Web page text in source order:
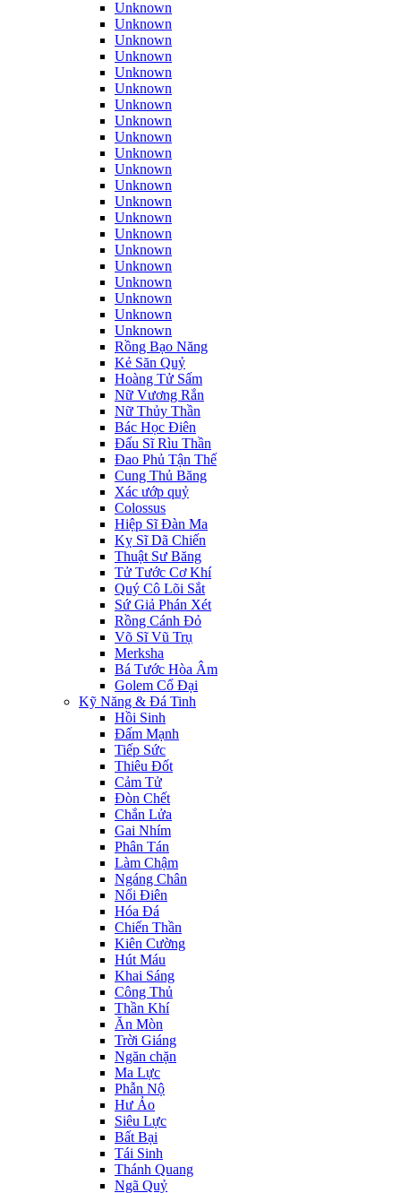
Unknown
Unknown
Unknown
Unknown
Unknown
Unknown
Unknown
Unknown
Unknown
Unknown
Unknown
Unknown
Unknown
Unknown
Unknown
Unknown
Unknown
Unknown
Unknown
Unknown
Unknown
Rồng Bạo Năng
Kẻ Săn Quỷ
Hoàng Tử Sấm
Nữ Vương Rắn
Nữ Thủy Thần
Bác Học Điên
Đấu Sĩ Rìu Thần
Đao Phủ Tận Thế
Cung Thủ Băng
Xác ướp quỷ
Colossus
Hiệp Sĩ Đàn Ma
Kỵ Sĩ Dã Chiến
Thuật Sư Băng
Tử Tước Cơ Khí
Quý Cô Lõi Sắt
Sứ Giả Phán Xét
Rồng Cánh Đỏ
Võ Sĩ Vũ Trụ
Merksha
Bá Tước Hòa Âm
Golem Cổ Đại
Kỹ Năng & Đá Tinh
Hồi Sinh
Đấm Mạnh
Tiếp Sức
Thiêu Đốt
Cảm Tử
Đòn Chết
Chắn Lửa
Gai Nhím
Phân Tán
Làm Chậm
Ngáng Chân
Nổi Điên
Hóa Đá
Chiến Thần
Kiên Cường
Hút Máu
Khai Sáng
Công Thủ
Thần Khí
Ăn Mòn
Trời Giáng
Ngăn chặn
Ma Lực
Phẫn Nộ
Hư Ảo
Siêu Lực
Bất Bại
Tái Sinh
Thánh Quang
Ngã Quỷ